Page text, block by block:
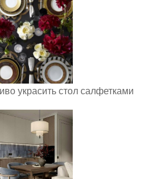
украсить стол салфетками